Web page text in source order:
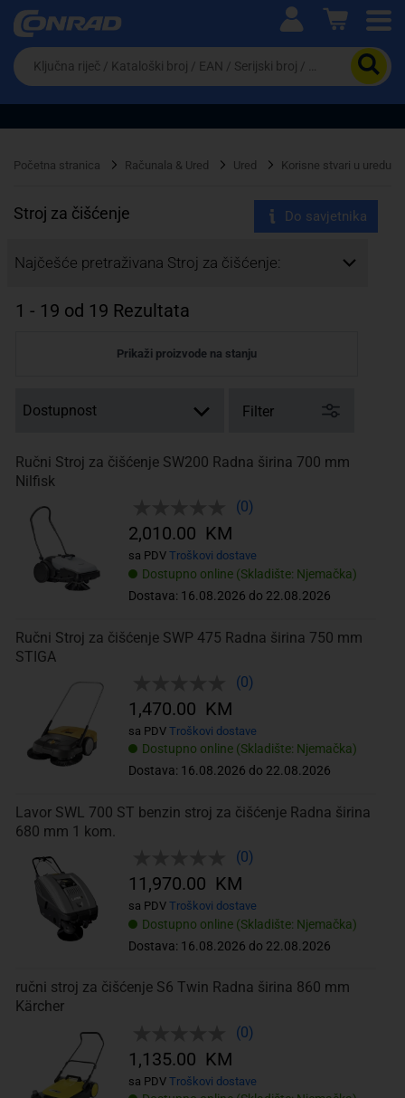
Ova postavka prilagođava asortiman proizvoda i
cijene vašim potrebama.
Da
biste
potražili
proizvod,
unesite
riječ,
EAN
broj
Početna stranica Računala & Ured Ured Korisne stvari u uredu
Stroj za čišćenje Do savjetnika
Najčešće pretraživana Stroj za čišćenje:
1 - 19 od 19 Rezultata
Prikaži proizvode na stanju
Filter
Ručni Stroj za čišćenje SW200 Radna širina 700 mm
Nilfisk
(0)
Dostupno online (Skladište: Njemačka)
Dostava: 16.08.2026 do 22.08.2026
2,010.00 KM
sa PDV Troškovi dostave
Ručni Stroj za čišćenje SWP 475 Radna širina 750 mm
STIGA
(0)
Dostupno online (Skladište: Njemačka)
Dostava: 16.08.2026 do 22.08.2026
1,470.00 KM
sa PDV Troškovi dostave
Lavor SWL 700 ST benzin stroj za čišćenje Radna širina
680 mm 1 kom.
(0)
Dostupno online (Skladište: Njemačka)
Dostava: 16.08.2026 do 22.08.2026
11,970.00 KM
sa PDV Troškovi dostave
ručni stroj za čišćenje S6 Twin Radna širina 860 mm
Kärcher
(0)
1,135.00 KM
sa PDV Troškovi dostave